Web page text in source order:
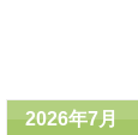
2026年7月